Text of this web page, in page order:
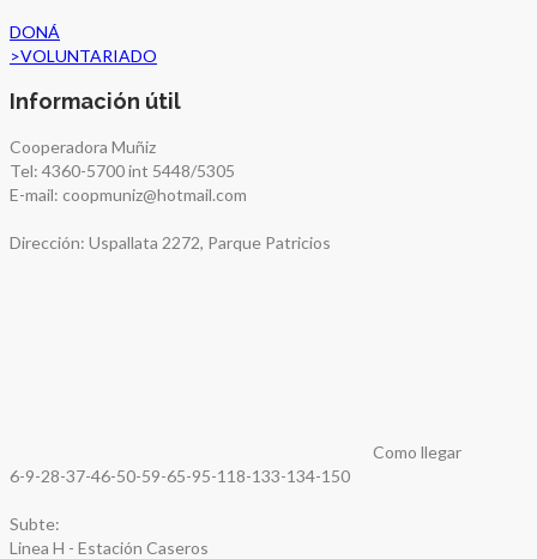
DONÁ
>VOLUNTARIADO
Información útil
Cooperadora Muñiz
Tel: 4360-5700 int 5448/5305
E-mail: coopmuniz@hotmail.com
Dirección: Uspallata 2272, Parque Patricios
Como llegar
6-9-28-37-46-50-59-65-95-118-133-134-150
Subte:
Linea H - Estación Caseros